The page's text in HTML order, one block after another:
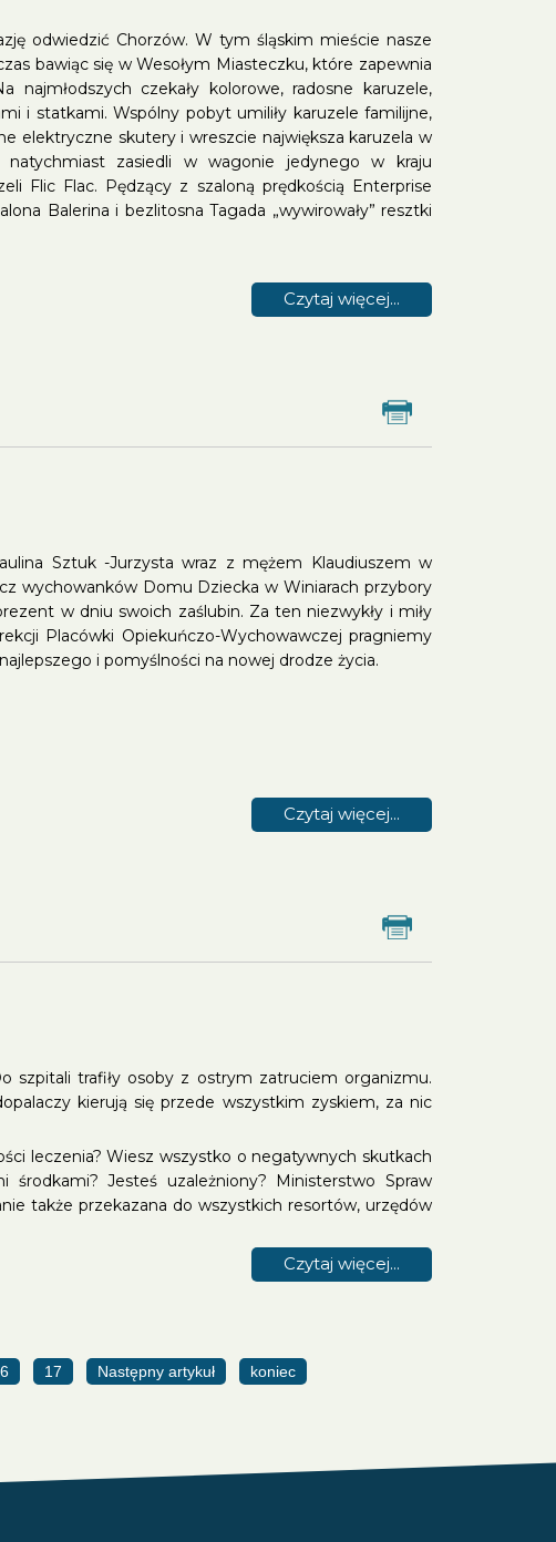
odwiedzić Chorzów. W tym śląskim mieście nasze
bawiąc się w Wesołym Miasteczku, które zapewnia
czekały kolorowe, radosne karuzele,
i statkami. Wspólny pobyt umiliły karuzele familijne,
elektryczne skutery i wreszcie największa karuzela w
natychmiast zasiedli w wagonie jedynego w kraju
Flic Flac. Pędzący z szaloną prędkością Enterprise
Balerina i bezlitosna Tagada „wywirowały” resztki
Czytaj więcej...
Sztuk -Jurzysta wraz z mężem Klaudiuszem w
wychowanków Domu Dziecka w Winiarach przybory
w dniu swoich zaślubin. Za ten niezwykły i miły
Placówki Opiekuńczo-Wychowawczej pragniemy
i pomyślności na nowej drodze życia.
Czytaj więcej...
szpitali trafiły osoby z ostrym zatruciem organizmu.
kierują się przede wszystkim zyskiem, za nic
leczenia? Wiesz wszystko o negatywnych skutkach
Jesteś uzależniony? Ministerstwo Spraw
także przekazana do wszystkich resortów, urzędów
Czytaj więcej...
17 Następny artykuł koniec